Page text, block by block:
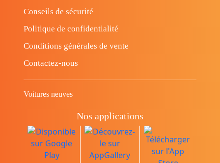
Conseils de sécurité
Politique de confidentialité
Conditions générales de vente
Contactez-nous
Voitures neuves
Nos applications